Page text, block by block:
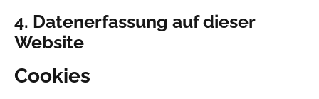
4. Datenerfassung auf dieser
Website
Cookies